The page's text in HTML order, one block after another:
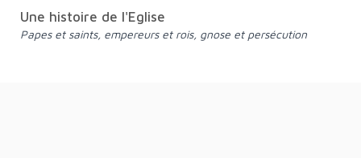
Une histoire de l'Eglise
Papes et saints, empereurs et rois, gnose et persécution